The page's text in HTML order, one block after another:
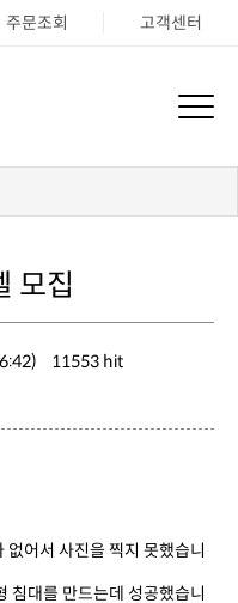
주문조회 고객센터
모집
11553 hit